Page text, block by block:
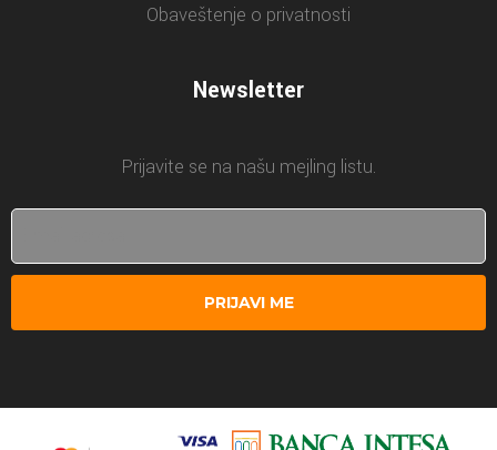
Obaveštenje o privatnosti
Newsletter
Prijavite se na našu mejling listu.
PRIJAVI ME